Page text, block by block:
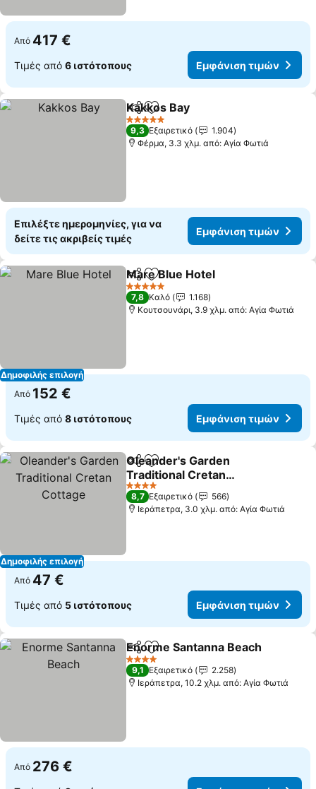
Από 417 €
Τιμές από 6 ιστότοπους Εμφάνιση τιμών
Κοινοποίηση
Προσθήκη στα αγαπημένα
Kakkos Bay
5 Αστέρια
9,3 Εξαιρετικό
1.904
Φέρμα, 3.3 χλμ. από: Αγία Φωτιά
Επιλέξτε ημερομηνίες, για να
δείτε τις ακριβείς τιμές
Εμφάνιση τιμών
Δημοφιλής επιλογή
Κοινοποίηση
Προσθήκη στα αγαπημένα
Mare Blue Hotel
5 Αστέρια
7,8 Καλό
1.168
Κουτσουνάρι, 3.9 χλμ. από: Αγία Φωτιά
Από 152 €
Τιμές από 8 ιστότοπους Εμφάνιση τιμών
Δημοφιλής επιλογή
Κοινοποίηση
Προσθήκη στα αγαπημένα
Oleander's Garden
Traditional Cretan
Cottage
4 Αστέρια
8,7 Εξαιρετικό
566
Ιεράπετρα, 3.0 χλμ. από: Αγία Φωτιά
Από 47 €
Τιμές από 5 ιστότοπους Εμφάνιση τιμών
Κοινοποίηση
Προσθήκη στα αγαπημένα
Enorme Santanna Beach
4 Αστέρια
9,1 Εξαιρετικό
2.258
Ιεράπετρα, 10.2 χλμ. από: Αγία Φωτιά
Από 276 €